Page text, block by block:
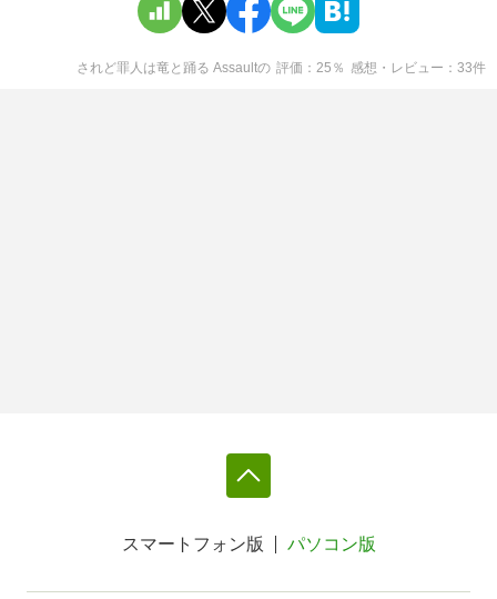
されど罪人は竜と踊る Assaultの 評価 25 ％ 感想・レビュー 33件
スマートフォン版 パソコン版